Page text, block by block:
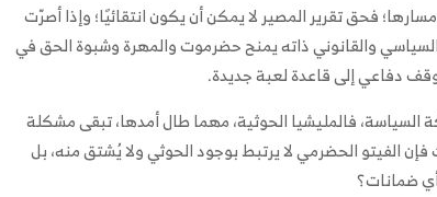
فحق تقرير المصير لا يمكن أن يكون انتقائيًا؛ وإذا أصرّت
والقانوني ذاته يمنح حضرموت والمهرة وشبوة الحق في
دفاعي إلى قاعدة لعبة جديدة.
فالمليشيا الحوثية، مهما طال أمدها، تبقى مشكلة
الفيتو الحضرمي لا يرتبط بوجود الحوثي ولا يُشتق منه، بل
ضمانات؟